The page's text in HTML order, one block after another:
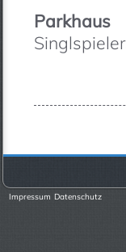
Impressum Datenschutz